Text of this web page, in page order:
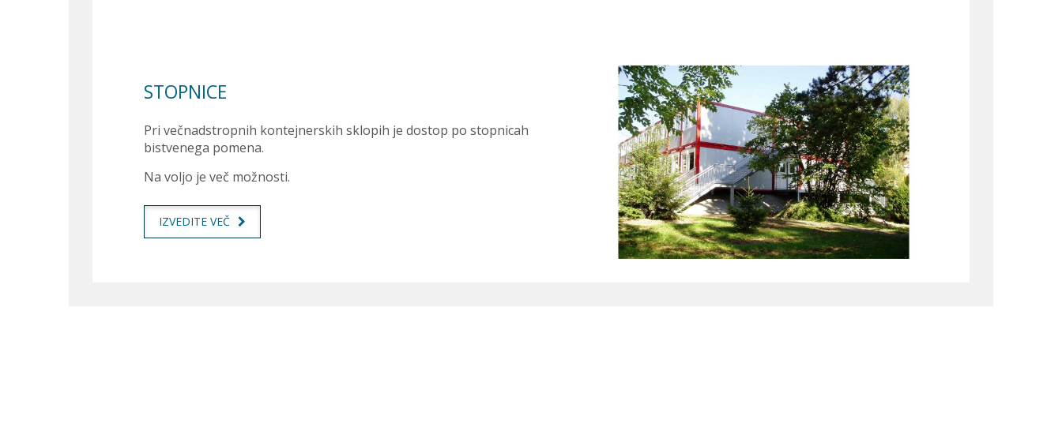
STOPNICE
Pri večnadstropnih kontejnerskih sklopih je dostop po stopnicah
bistvenega pomena.
Na voljo je več možnosti.
IZVEDITE VEČ